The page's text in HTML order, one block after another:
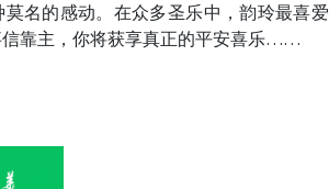
名的感动。在众多圣乐中，韵玲最喜爱
靠主，你将获享真正的平安喜乐……